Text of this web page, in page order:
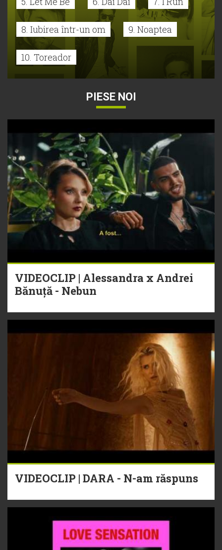
8. Iubirea într-un om 9. Noaptea
10. Toreador
PIESE NOI
VIDEOCLIP | Alessandra x Andrei
Bănuță - Nebun
VIDEOCLIP | DARA - N-am răspuns